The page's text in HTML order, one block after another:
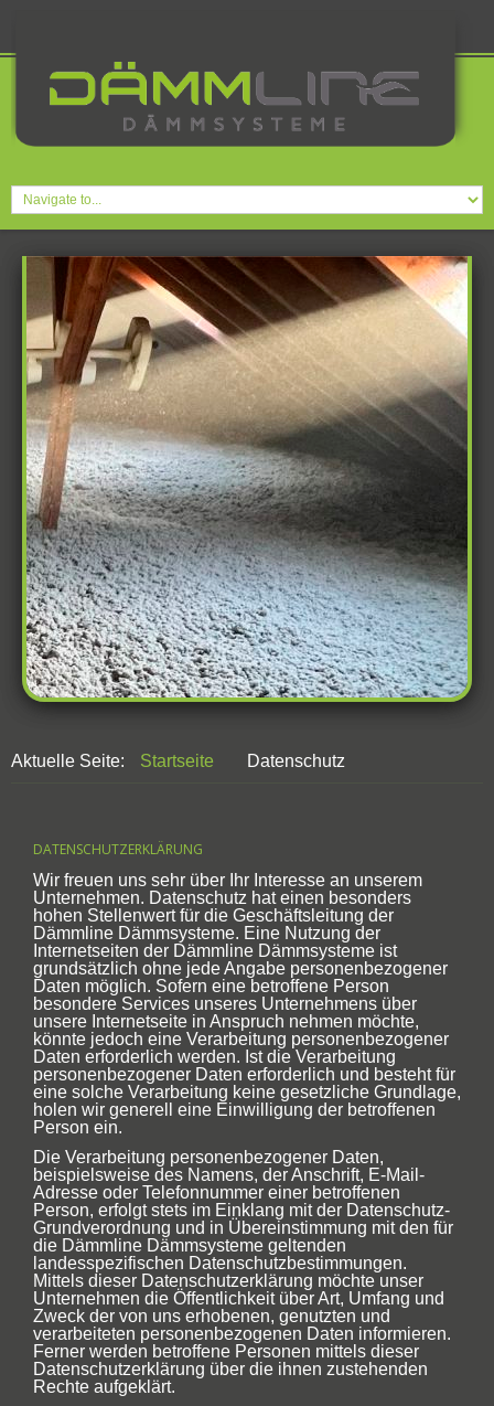
Aktuelle Seite: Startseite Datenschutz
DATENSCHUTZERKLÄRUNG
Wir freuen uns sehr über Ihr Interesse an unserem
Unternehmen. Datenschutz hat einen besonders
hohen Stellenwert für die Geschäftsleitung der
Dämmline Dämmsysteme. Eine Nutzung der
Internetseiten der Dämmline Dämmsysteme ist
grundsätzlich ohne jede Angabe personenbezogener
Daten möglich. Sofern eine betroffene Person
besondere Services unseres Unternehmens über
unsere Internetseite in Anspruch nehmen möchte,
könnte jedoch eine Verarbeitung personenbezogener
Daten erforderlich werden. Ist die Verarbeitung
personenbezogener Daten erforderlich und besteht für
eine solche Verarbeitung keine gesetzliche Grundlage,
holen wir generell eine Einwilligung der betroffenen
Person ein.
Die Verarbeitung personenbezogener Daten,
beispielsweise des Namens, der Anschrift, E-Mail-
Adresse oder Telefonnummer einer betroffenen
Person, erfolgt stets im Einklang mit der Datenschutz-
Grundverordnung und in Übereinstimmung mit den für
die Dämmline Dämmsysteme geltenden
landesspezifischen Datenschutzbestimmungen.
Mittels dieser Datenschutzerklärung möchte unser
Unternehmen die Öffentlichkeit über Art, Umfang und
Zweck der von uns erhobenen, genutzten und
verarbeiteten personenbezogenen Daten informieren.
Ferner werden betroffene Personen mittels dieser
Datenschutzerklärung über die ihnen zustehenden
Rechte aufgeklärt.